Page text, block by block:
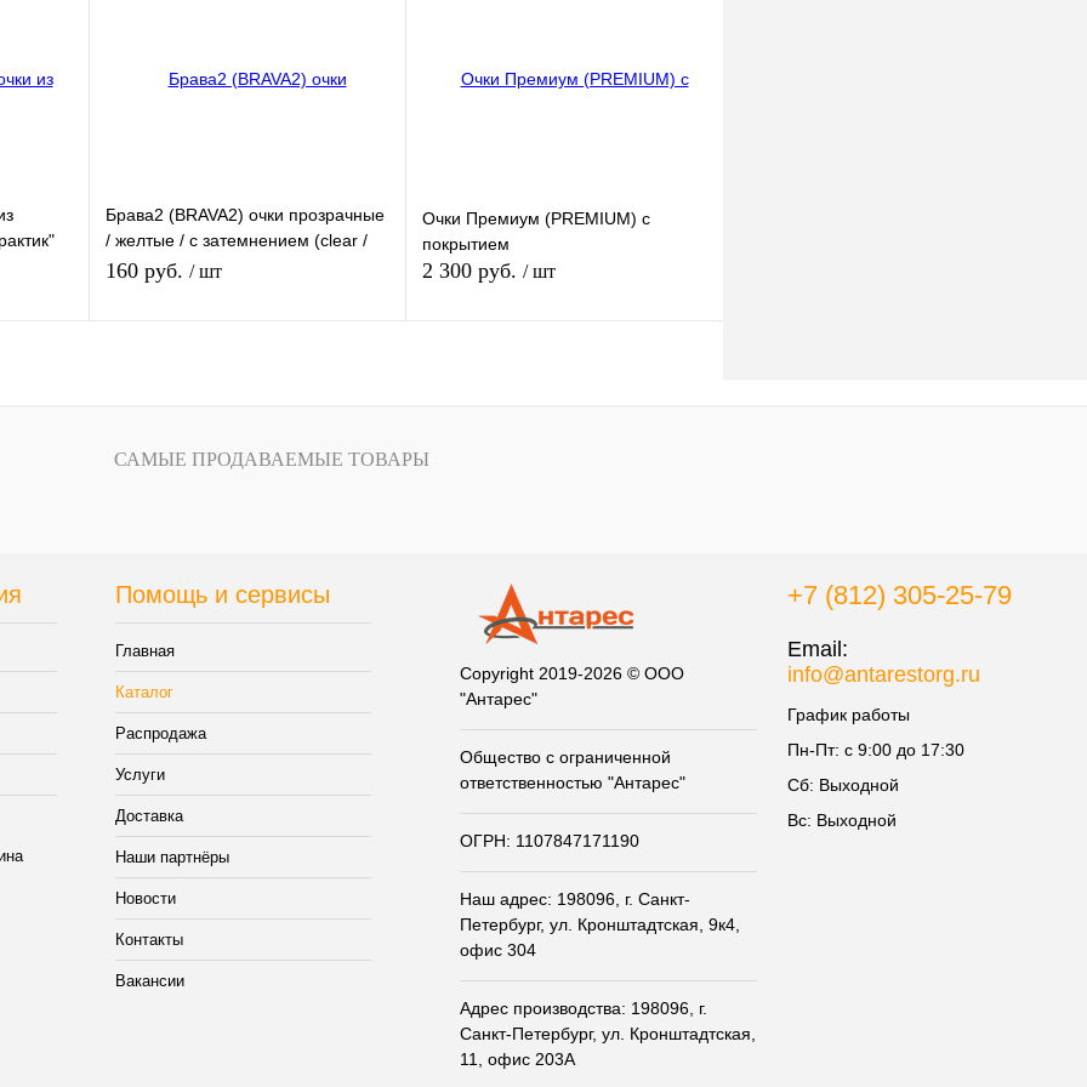
наличии
Брава2 (BRAVA2) очки прозрачные
/ желтые / с затемнением (clear /
yellow / smoke)
160 руб. / шт
В избранное Под заказ
Очки Премиум (PREMIUM) с
покрытием
2 300 руб. / шт
САМЫЕ ПРОДАВАЕМЫЕ ТОВАРЫ
Помощь и сервисы
Главная
Каталог
Распродажа
Услуги
Доставка
Наши партнёры
Новости
Контакты
Вакансии
Copyright 2019-2026 © ООО
"Антарес"
Общество с ограниченной
ответственностью "Антарес"
ОГРН: 1107847171190
Наш адрес: 198096, г. Санкт-
Петербург, ул. Кронштадтская, 9к4,
офис 304
Адрес производства: 198096, г.
Санкт-Петербург, ул. Кронштадтская,
11, офис 203А
+7 (812) 305-25-79
Email:
info@antarestorg.ru
График работы
Пн-Пт: с 9:00 до 17:30
Сб: Выходной
Вс: Выходной